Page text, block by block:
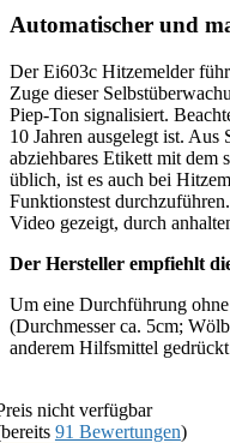
Automatischer und
Der Ei603c Hitzemelder
Zuge dieser
Piep-Ton signalisiert.
10 Jahren ausgelegt ist.
abziehbares Etikett mit dem
üblich, ist es auch bei
Funktionstest
Video gezeigt, durch
Der Hersteller empfiehlt
Um eine Durchführung
(Durchmesser ca. 5cm;
anderem Hilfsmittel
nicht verfügbar
91 Bewertungen)